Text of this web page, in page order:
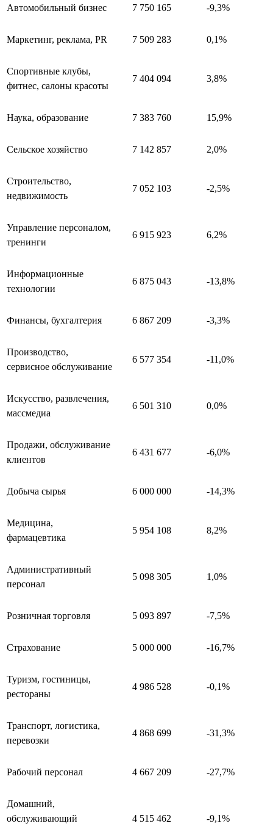
Автомобильный бизнес 7 750 165 -9,3%
Маркетинг, реклама, PR 7 509 283 0,1%
Спортивные клубы,
фитнес, салоны красоты
7 404 094 3,8%
Наука, образование 7 383 760 15,9%
Сельское хозяйство 7 142 857 2,0%
Строительство,
недвижимость
7 052 103 -2,5%
Управление персоналом,
тренинги
6 915 923 6,2%
Информационные
технологии
6 875 043 -13,8%
Финансы, бухгалтерия 6 867 209 -3,3%
Производство,
сервисное обслуживание
6 577 354 -11,0%
Искусство, развлечения,
массмедиа
6 501 310 0,0%
Продажи, обслуживание
клиентов
6 431 677 -6,0%
Добыча сырья 6 000 000 -14,3%
Медицина,
фармацевтика
5 954 108 8,2%
Административный
персонал
5 098 305 1,0%
Розничная торговля 5 093 897 -7,5%
Страхование 5 000 000 -16,7%
Туризм, гостиницы,
рестораны
4 986 528 -0,1%
Транспорт, логистика,
перевозки
4 868 699 -31,3%
Рабочий персонал 4 667 209 -27,7%
Домашний,
обслуживающий
4 515 462 -9,1%